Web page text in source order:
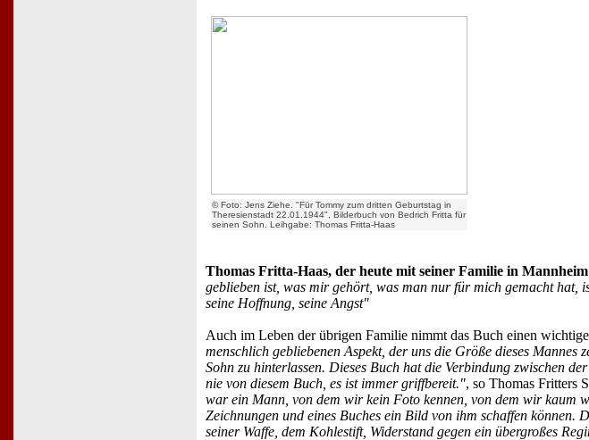
© Foto: Jens Ziehe. "Für Tommy zum dritten Geburtstag in
Theresienstadt 22.01.1944", Bilderbuch von Bedrich Fritta für
seinen Sohn. Leihgabe: Thomas Fritta-Haas
Thomas Fritta-Haas, der heute mit seiner Familie in
geblieben ist, was mir gehört, was man nur für mich gemacht hat,
seine Hoffnung, seine Angst"
Auch im Leben der übrigen Familie nimmt das Buch einen
menschlich gebliebenen Aspekt, der uns die Größe dieses
Sohn zu hinterlassen. Dieses Buch hat die Verbindung zwischen
nie von diesem Buch, es ist immer griffbereit.", so Thomas Fritters
war ein Mann, von dem wir kein Foto kennen, von dem wir kaum
Zeichnungen und eines Buches ein Bild von ihm schaffen können.
seiner Waffe, dem Kohlestift, Widerstand gegen ein übergroßes